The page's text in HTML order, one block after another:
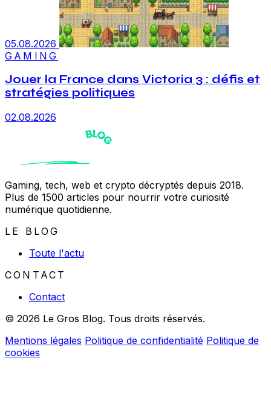
05.08.2026
GAMING
Jouer la France dans Victoria 3 : défis et
stratégies politiques
02.08.2026
Gaming, tech, web et crypto décryptés depuis 2018.
Plus de 1500 articles pour nourrir votre curiosité
numérique quotidienne.
LE BLOG
Toute l'actu
CONTACT
Contact
© 2026 Le Gros Blog. Tous droits réservés.
Mentions légales Politique de confidentialité Politique de
cookies